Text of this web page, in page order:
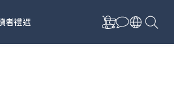
者禮遇